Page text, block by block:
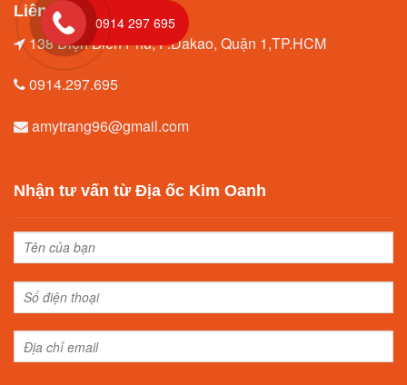
Liên hệ
138 Điện Biên Phủ, P.Dakao, Quận 1,TP.HCM
0914.297.695
amytrang96@gmail.com
Nhận tư vấn từ Địa ốc Kim Oanh
0914 297 695